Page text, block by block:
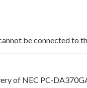
be connected to
of NEC PC-